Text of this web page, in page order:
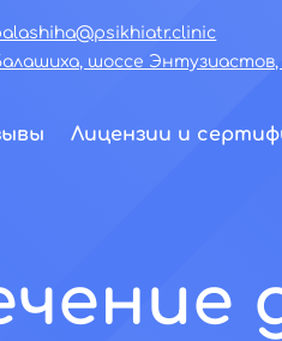
шоссе Энтузиастов,
Лицензии и